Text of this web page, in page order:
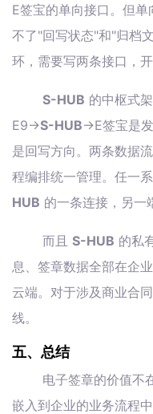
E签宝的单向接口。但
不了"回写状态"和"归档
环，需要写两条接口，
S-HUB 的中枢式
E9→S-HUB→E签宝是
是回写方向。两条数据
程编排统一管理。任一
HUB 的一条连接，另一
而且 S-HUB 的私
息、签章数据全部在企
云端。对于涉及商业合
线。
五、总结
电子签章的价值不
嵌入到企业的业务流程